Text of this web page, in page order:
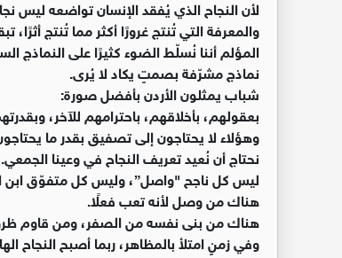
لأن النجاح الذي يُفقد الإنسان تواضعه ليس
والمعرفة التي تُنتج غرورًا أكثر مما تُنتج أثرًا،
المؤلم أننا نُسلّط الضوء كثيرًا على النماذج
نماذج مشرّفة بصمتٍ يكاد لا يُرى.
شباب يمثلون الأردن بأفضل صورة:
بعقولهم، بأخلاقهم، باحترامهم للآخر،
وهؤلاء لا يحتاجون إلى تصفيق بقدر ما
نحتاج أن نُعيد تعريف النجاح في وعينا الجمعي.
ليس كل ناجح "واصل”، وليس كل متفوّق ابن
هناك من وصل لأنه تعب فعلًا.
هناك من بنى نفسه من الصفر، ومن قاوم
وفي زمنٍ امتلأ بالمظاهر، ربما أصبح النجاح